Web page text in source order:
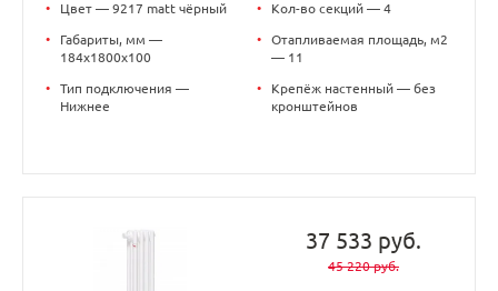
• Цвет — 9217 matt чёрный
•
Габариты, мм —
184x1800x100
•
Тип подключения —
Нижнее
• Кол-во секций — 4
•
Отапливаемая площадь, м2
— 11
•
Крепёж настенный — без
кронштейнов
37 533 руб.
45 220 руб.